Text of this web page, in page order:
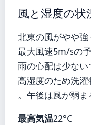
風と湿度の状
北東の風がやや強
最大風速5m/sの
雨の心配は少ない
高湿度のため洗
。午後は風が弱ま
最高気温22°C